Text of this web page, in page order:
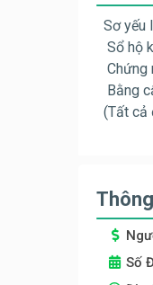
Sơ yếu
Sổ hộ
Chứng
Bằng
(Tất cả
Số